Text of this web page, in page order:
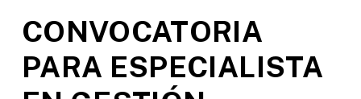
CONVOCATORIA
PARA ESPECIALISTA